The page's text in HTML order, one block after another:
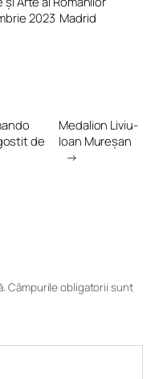
2023 Madrid
de
Medalion Liviu-
Ioan Mureșan
→
Câmpurile obligatorii sunt